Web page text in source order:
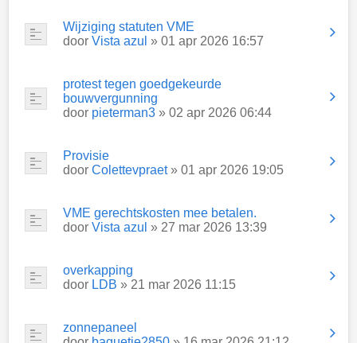
Wijziging statuten VME
door Vista azul » 01 apr 2026 16:57
protest tegen goedgekeurde
bouwvergunning
door pieterman3 » 02 apr 2026 06:44
Provisie
door Colettevpraet» 01 apr 2026 19:05
VME gerechtskosten mee betalen.
door Vista azul » 27 mar 2026 13:39
overkapping
door LDB » 21 mar 2026 11:15
zonnepaneel